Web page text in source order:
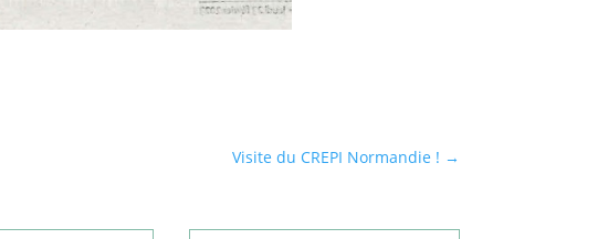
Visite du CREPI Normandie ! →